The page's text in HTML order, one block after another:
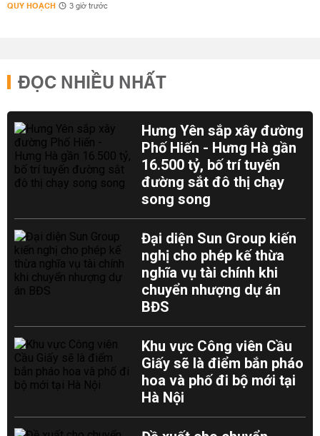
QUY HOẠCH 3 giờ trước
ĐỌC NHIỀU NHẤT
Hưng Yên sắp xây đường
Phố Hiến - Hưng Hà gần
16.500 tỷ, bố trí tuyến
đường sắt đô thị chạy
song song
Đại diện Sun Group kiến
nghị cho phép kế thừa
nghĩa vụ tài chính khi
chuyển nhượng dự án
BĐS
Khu vực Công viên Cầu
Giấy sẽ là điểm bắn pháo
hoa và phố đi bộ mới tại
Hà Nội